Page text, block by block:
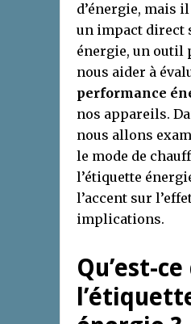
d’énergie, mais
un impact direct
énergie, un outil
nous aider à
performance
nos appareils.
nous allons
le mode de
l’étiquette
l’accent sur
implications.
Qu’est-